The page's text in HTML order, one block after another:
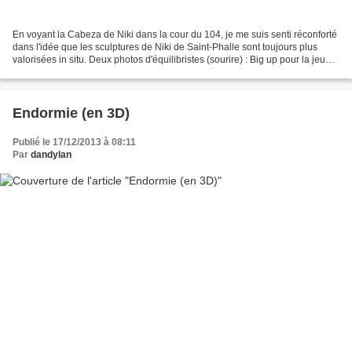
En voyant la Cabeza de Niki dans la cour du 104, je me suis senti réconforté
dans l'idée que les sculptures de Niki de Saint-Phalle sont toujours plus
valorisées in situ. Deux photos d'équilibristes (sourire) : Big up pour la jeune
Endormie (en 3D)
Publié le 17/12/2013 à 08:11
Par dandylan